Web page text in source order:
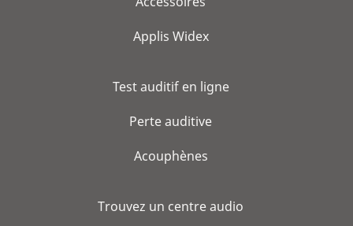
Applis Widex
Test auditif en ligne
Perte auditive
Acouphènes
Trouvez un centre audio